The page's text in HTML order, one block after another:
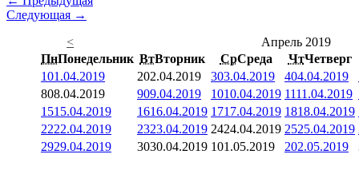
Следующая →
<
Апрель 2019
ПнПонедельник ВтВторник СрСреда ЧтЧетверг
101.04.2019 202.04.2019 303.04.2019 404.04.2019
808.04.2019 909.04.2019 1010.04.2019 1111.04.2019
1515.04.2019 1616.04.2019 1717.04.2019 1818.04.2019
2222.04.2019 2323.04.2019 2424.04.2019 2525.04.2019
2929.04.2019 3030.04.2019 101.05.2019 202.05.2019